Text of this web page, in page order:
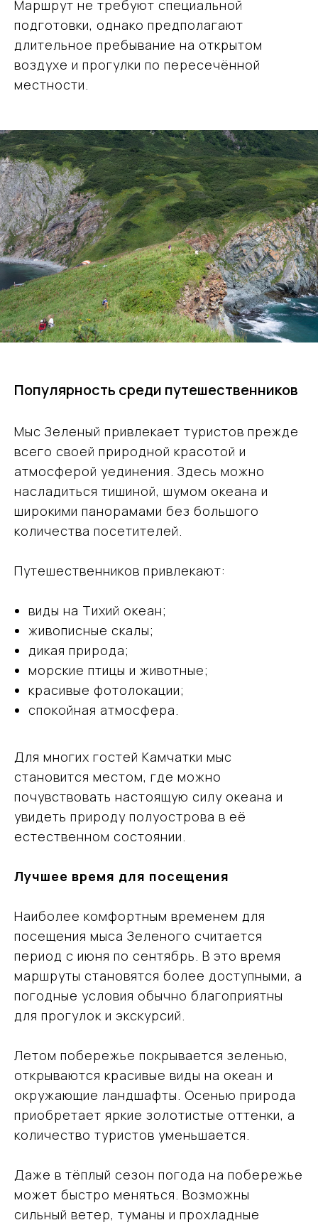
Маршрут не требуют специальной
подготовки, однако предполагают
длительное пребывание на открытом
воздухе и прогулки по пересечённой
местности.
Популярность среди путешественников
Мыс Зеленый привлекает туристов прежде
всего своей природной красотой и
атмосферой уединения. Здесь можно
насладиться тишиной, шумом океана и
широкими панорамами без большого
количества посетителей.
Путешественников привлекают:
виды на Тихий океан;
живописные скалы;
дикая природа;
морские птицы и животные;
красивые фотолокации;
спокойная атмосфера.
Для многих гостей Камчатки мыс
становится местом, где можно
почувствовать настоящую силу океана и
увидеть природу полуострова в её
естественном состоянии.
Лучшее время для посещения
Наиболее комфортным временем для
посещения мыса Зеленого считается
период с июня по сентябрь. В это время
маршруты становятся более доступными, а
погодные условия обычно благоприятны
для прогулок и экскурсий.
Летом побережье покрывается зеленью,
открываются красивые виды на океан и
окружающие ландшафты. Осенью природа
приобретает яркие золотистые оттенки, а
количество туристов уменьшается.
Даже в тёплый сезон погода на побережье
может быстро меняться. Возможны
сильный ветер, туманы и прохладные
Подобрать
тур
Оставьте свои данные, мы свяжемся с вами
и обсудим детали поездки